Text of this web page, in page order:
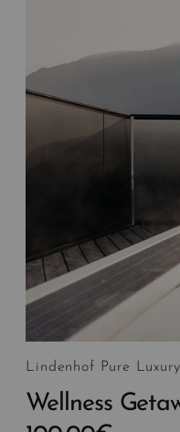
Lindenhof Pure
Wellness